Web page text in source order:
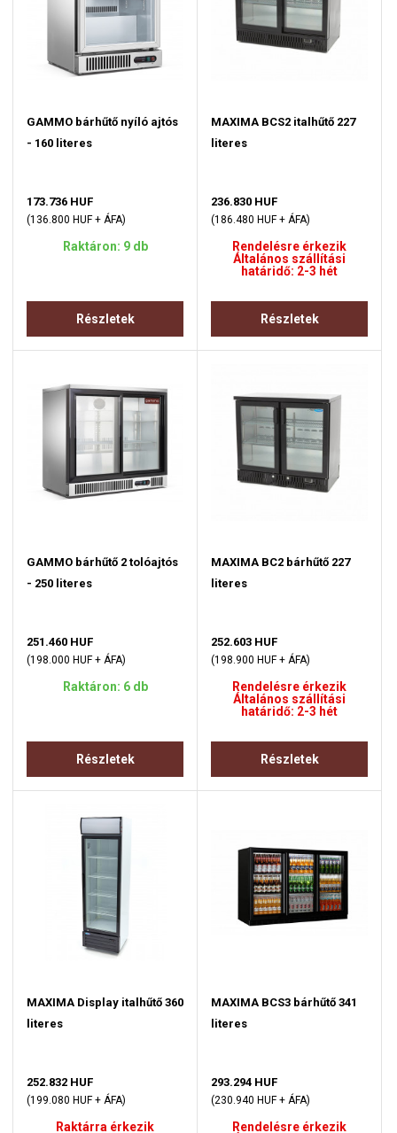
GAMMO bárhűtő nyíló ajtós
- 160 literes
173.736 HUF
(136.800 HUF + ÁFA)
Raktáron: 9 db
Részletek
MAXIMA BCS2 italhűtő 227
literes
236.830 HUF
(186.480 HUF + ÁFA)
Rendelésre érkezik
Általános szállítási
határidő: 2-3 hét
Részletek
GAMMO bárhűtő 2 tolóajtós
- 250 literes
251.460 HUF
(198.000 HUF + ÁFA)
Raktáron: 6 db
Részletek
MAXIMA BC2 bárhűtő 227
literes
252.603 HUF
(198.900 HUF + ÁFA)
Rendelésre érkezik
Általános szállítási
határidő: 2-3 hét
Részletek
MAXIMA Display italhűtő 360
literes
252.832 HUF
(199.080 HUF + ÁFA)
Raktárra érkezik
MAXIMA BCS3 bárhűtő 341
literes
293.294 HUF
(230.940 HUF + ÁFA)
Rendelésre érkezik